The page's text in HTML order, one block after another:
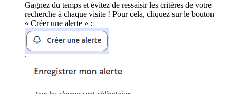
Gagnez du temps et évitez de ressaisir les critères de votre
recherche à chaque visite ! Pour cela, cliquez sur le bouton
« Créer une alerte » :